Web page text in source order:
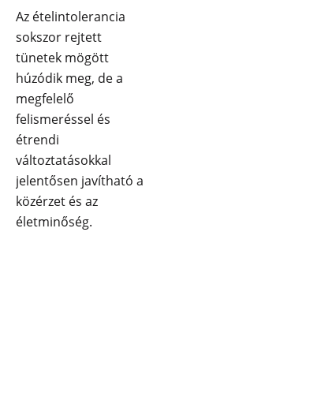
Az ételintolerancia
sokszor rejtett
tünetek mögött
húzódik meg, de a
megfelelő
felismeréssel és
étrendi
változtatásokkal
jelentősen javítható a
közérzet és az
életminőség.